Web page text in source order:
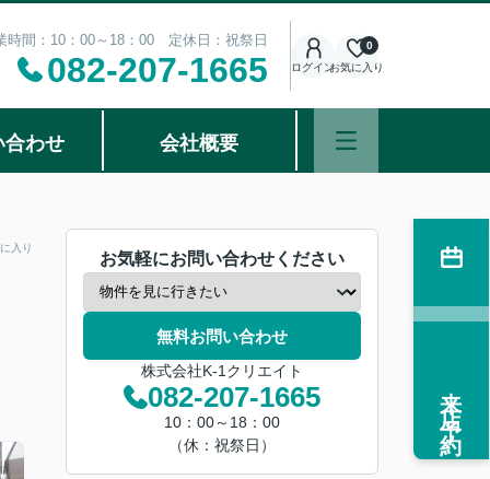
時間：10：00～18：00 定休日：祝祭日
082-207-1665 ログインお気に入り
0
合わせ 会社概要
入り
お気軽にお問い合わせください
無料お問い合わせ
株式会社K-1クリエイト
082-207-1665
10：00～18：00
（休：祝祭日）
来店予約